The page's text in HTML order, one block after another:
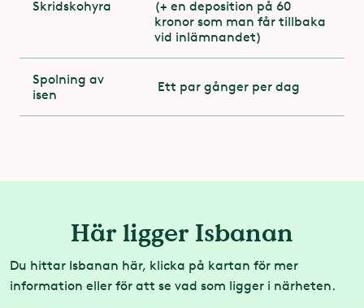
Skridskohyra
(+ en deposition på 60
kronor som man får tillbaka
vid inlämnandet)
Spolning av
isen
Ett par gånger per dag
Här ligger Isbanan
Du hittar Isbanan här, klicka på kartan för mer
information eller för att se vad som ligger i närheten.